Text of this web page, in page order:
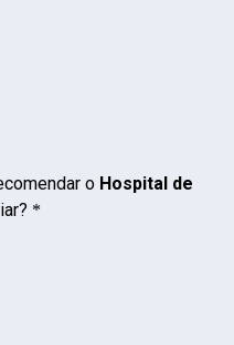
o Hospital de
*